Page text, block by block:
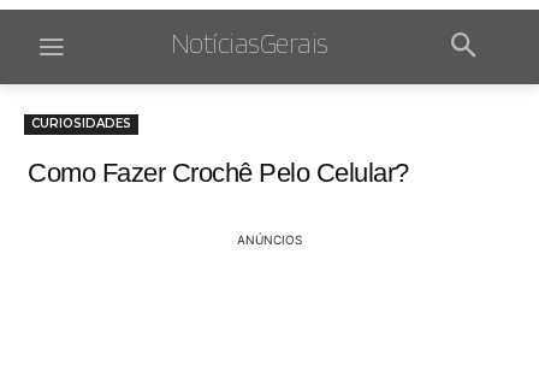
NotíciasGerais
CURIOSIDADES
Como Fazer Crochê Pelo Celular?
ANÚNCIOS